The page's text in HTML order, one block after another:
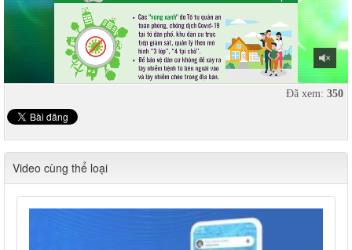
Đã xem: 350
Video cùng thể loại